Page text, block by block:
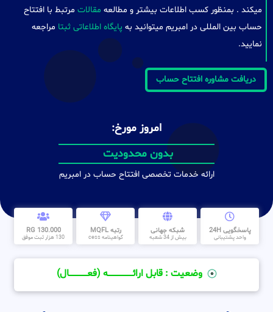
میکند . بمنظور کسب اطلاعات بیشتر و مطالعه مقالات مرتبط با افتتاح
حساب بین المللی در امبریم میتوانید به پایگاه اطلاعاتی ثبتا مراجعه
نمایید.
دریافت مشاوره افتتاح حساب
امروز مورخ:
بدون محدودیت
ارائه خدمات تخصصی افتتاح حساب در امبریم
پاسخگویی 24H
واحد پشتیبانی
شبکه جهانی
بیش از 34 شعبه
رتبه MQFL
گواهینامه cess
130.000 RG
130 هزار ثبت موفق
وضعیت : قابل ارائــــــــــــــــــــه (فعـــــــــــــــال)